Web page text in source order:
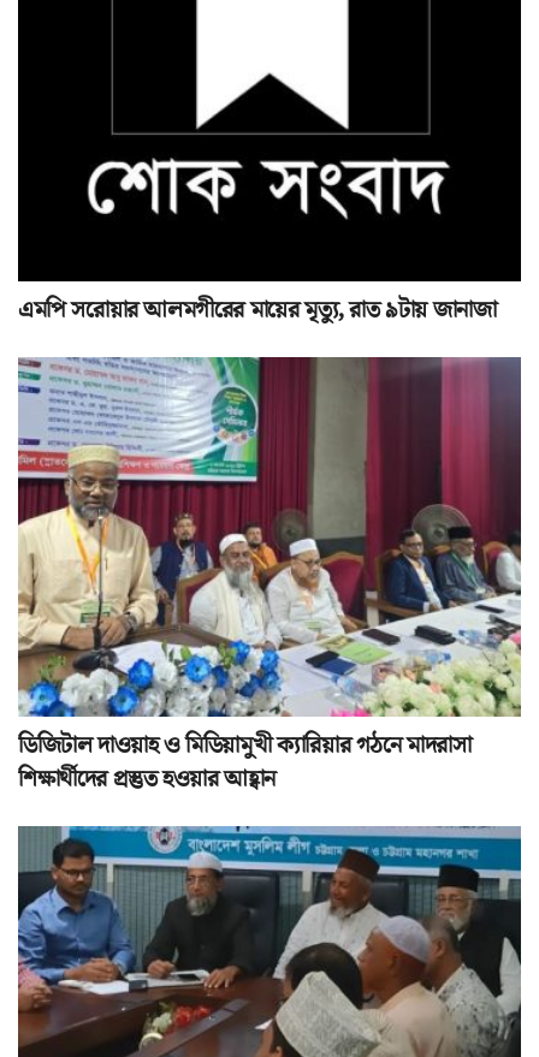
এমপি সরোয়ার আলমগীরের মায়ের মৃত্যু, রাত ৯টায় জানাজা
ডিজিটাল দাওয়াহ ও মিডিয়ামুখী ক্যারিয়ার গঠনে মাদরাসা
শিক্ষার্থীদের প্রস্তুত হওয়ার আহ্বান